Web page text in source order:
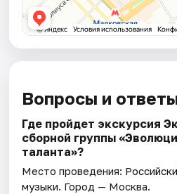
Вопросы и
Где пройдет экскурсия
сборной группы
талантa»?
Место проведения:
музыки. Город — Москва.